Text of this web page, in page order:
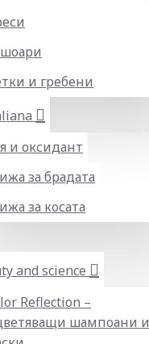
и гребени
и оксидант
за брадата
за косата
and science
Reflection –
шампоани и